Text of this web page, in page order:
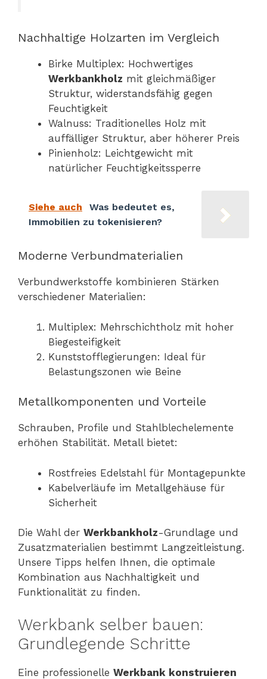
Nachhaltige Holzarten im Vergleich
Birke Multiplex: Hochwertiges
Werkbankholz mit gleichmäßiger
Struktur, widerstandsfähig gegen
Feuchtigkeit
Walnuss: Traditionelles Holz mit
auffälliger Struktur, aber höherer Preis
Pinienholz: Leichtgewicht mit
natürlicher Feuchtigkeitssperre
Siehe auch
Was bedeutet es,
Immobilien zu tokenisieren?
Moderne Verbundmaterialien
Verbundwerkstoffe kombinieren Stärken
verschiedener Materialien:
Multiplex: Mehrschichtholz mit hoher
Biegesteifigkeit
Kunststofflegierungen: Ideal für
Belastungszonen wie Beine
Metallkomponenten und Vorteile
Schrauben, Profile und Stahlblechelemente
erhöhen Stabilität. Metall bietet:
Rostfreies Edelstahl für Montagepunkte
Kabelverläufe im Metallgehäuse für
Sicherheit
Die Wahl der Werkbankholz-Grundlage und
Zusatzmaterialien bestimmt Langzeitleistung.
Unsere Tipps helfen Ihnen, die optimale
Kombination aus Nachhaltigkeit und
Funktionalität zu finden.
Werkbank selber bauen:
Grundlegende Schritte
Eine professionelle Werkbank konstruieren